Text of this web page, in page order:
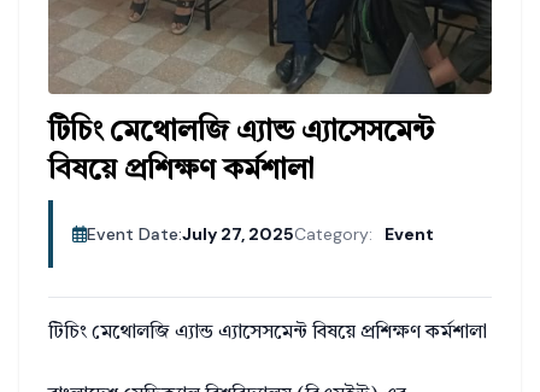
টিচিং মেথোলজি এ্যান্ড এ্যাসেসমেন্ট
বিষয়ে প্রশিক্ষণ কর্মশালা
Event Date:July 27, 2025Category: Event
টিচিং মেথোলজি এ্যান্ড এ্যাসেসমেন্ট বিষয়ে প্রশিক্ষণ কর্মশালা